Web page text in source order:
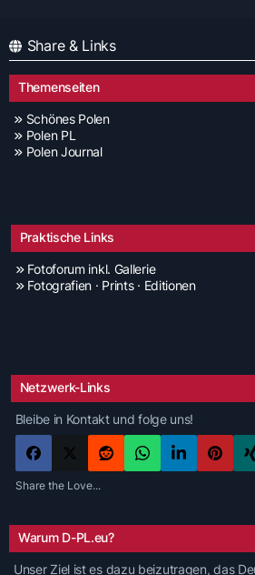
Share & Links
Themenseiten
Schönes Polen
Polen PL
Polen Journal
Praktische Links
Fotoforum inkl. Gallerie
Fotografien · Prints · Editionen
Netzwerk-Links
Bleibe in Kontakt und folge uns!
Share the Love...
Warum D-PL.eu?
Unser Ziel ist es dazu beizutragen, das